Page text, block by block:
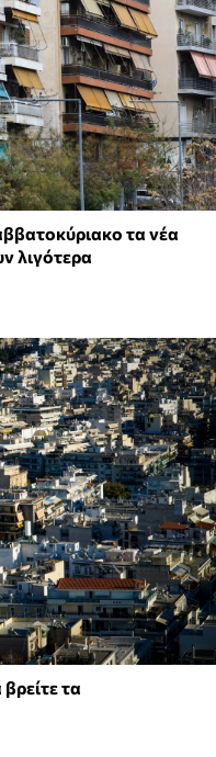
τα νέα
λιγότερα
τα